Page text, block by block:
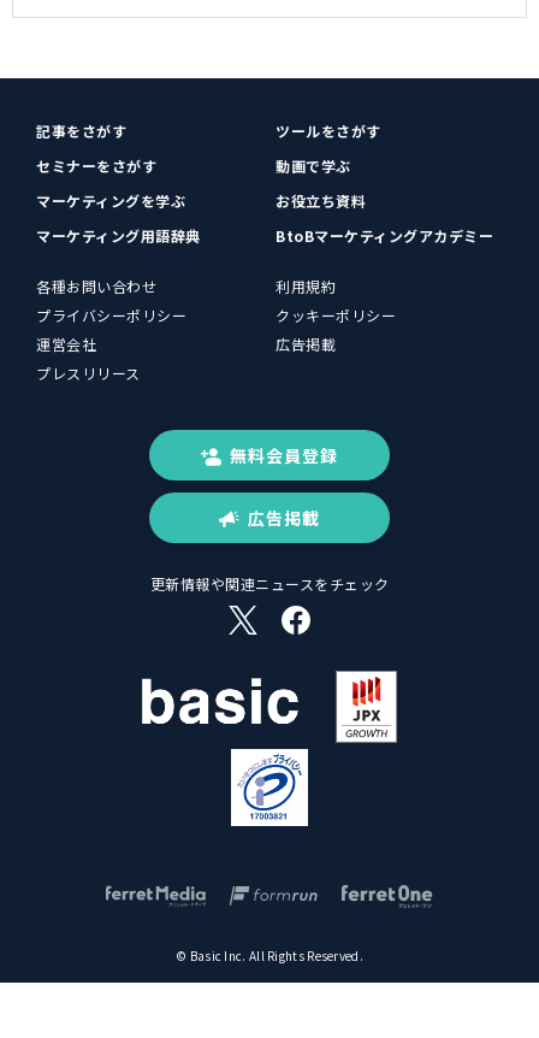
記事をさがす
ツールをさがす
セミナーをさがす
動画で学ぶ
マーケティングを学ぶ
お役立ち資料
マーケティング用語辞典
BtoBマーケティングアカデミー
各種お問い合わせ
利用規約
プライバシーポリシー
クッキーポリシー
運営会社
広告掲載
プレスリリース
無料会員登録
広告掲載
更新情報や関連ニュースをチェック
© Basic Inc. All Rights Reserved.